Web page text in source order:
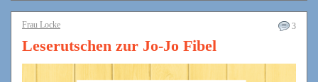
3
Frau Locke
Leserutschen zur Jo-Jo Fibel